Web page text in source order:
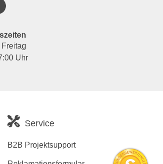
Freitag
Uhr
Service
B2B Projektsupport